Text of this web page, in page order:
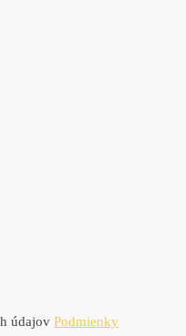
údajov Podmienky